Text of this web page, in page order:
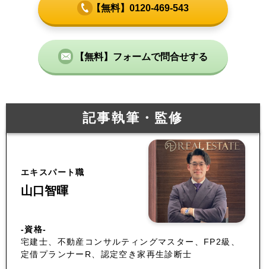
【無料】0120-469-543
【無料】フォームで問合せする
記事執筆・監修
エキスパート職
山口智暉
-資格-
宅建士、不動産コンサルティングマスター、FP2級、
定借プランナーR、認定空き家再生診断士